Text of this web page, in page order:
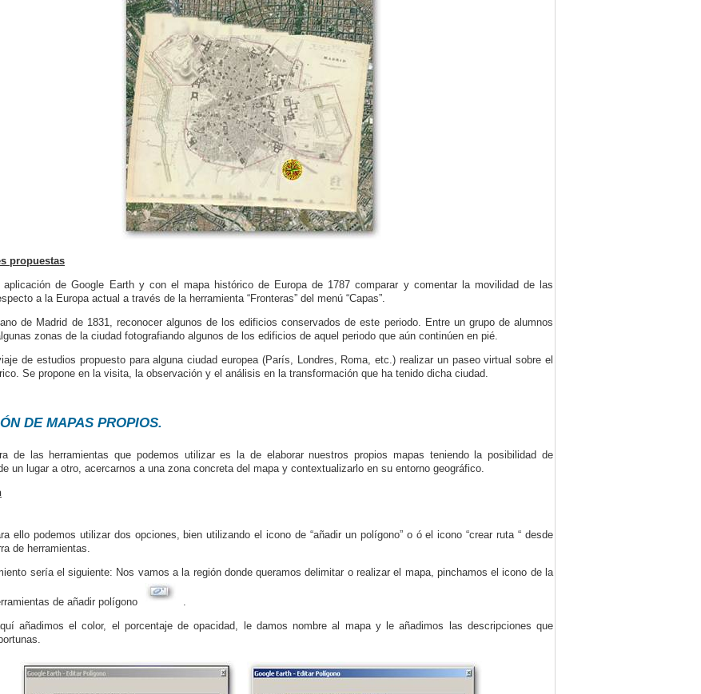
propuestas
de Google Earth y con el mapa histórico de Europa de 1787 comparar y comentar la movilidad de las
a la Europa actual a través de la herramienta “Fronteras” del menú “Capas”.
de Madrid de 1831, reconocer algunos de los edificios conservados de este periodo. Entre un grupo de alumnos
zonas de la ciudad fotografiando algunos de los edificios de aquel periodo que aún continúen en pié.
de estudios propuesto para alguna ciudad europea (París, Londres, Roma, etc.) realizar un paseo virtual sobre el
Se propone en la visita, la observación y el análisis en la transformación que ha tenido dicha ciudad.
DE MAPAS PROPIOS.
de las herramientas que podemos utilizar es la de elaborar nuestros propios mapas teniendo la posibilidad de
un lugar a otro, acercarnos a una zona concreta del mapa y contextualizarlo en su entorno geográfico.
ello podemos utilizar dos opciones, bien utilizando el icono de “añadir un polígono” o ó el icono “crear ruta “ desde
de herramientas.
sería el siguiente: Nos vamos a la región donde queramos delimitar o realizar el mapa, pinchamos el icono de la
de añadir polígono
.
añadimos el color, el porcentaje de opacidad, le damos nombre al mapa y le añadimos las descripciones que